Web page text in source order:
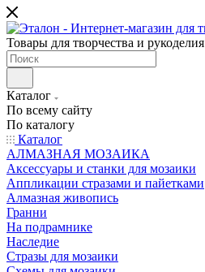
Товары для творчества и рукоделия
Каталог
По всему сайту
По каталогу
Каталог
АЛМАЗНАЯ МОЗАИКА
Аксессуары и станки для мозаики
Аппликации стразами и пайетками
Алмазная живопись
Гранни
На подрамнике
Наследие
Стразы для мозаики